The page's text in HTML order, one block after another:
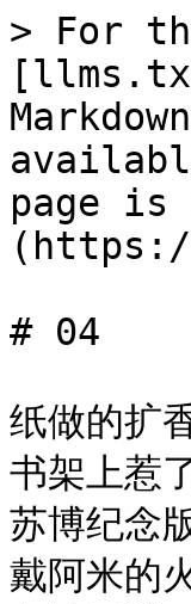
> For
page is
(https://
# 04
纸做的扩
书架上惹
苏博纪念
戴阿米的